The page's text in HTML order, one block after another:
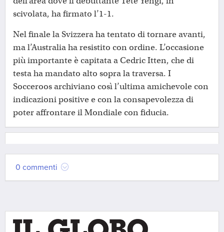
scivolata, ha firmato l’1-1.
Nel finale la Svizzera ha tentato di tornare avanti,
ma l’Australia ha resistito con ordine. L’occasione
più importante è capitata a Cedric Itten, che di
testa ha mandato alto sopra la traversa. I
Socceroos archiviano così l’ultima amichevole con
indicazioni positive e con la consapevolezza di
poter affrontare il Mondiale con fiducia.
0 commenti